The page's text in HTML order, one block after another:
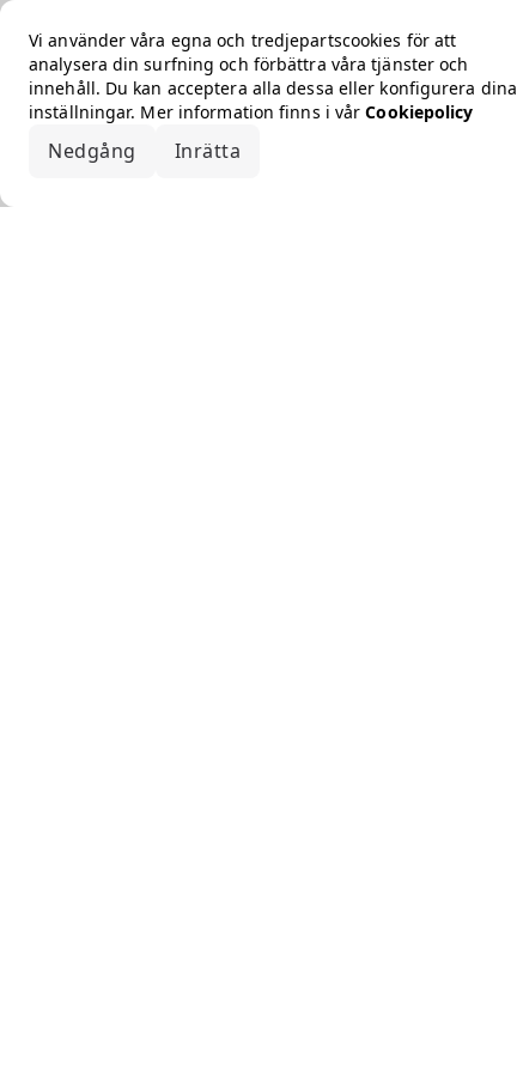
Vi använder våra egna och tredjepartscookies för att
analysera din surfning och förbättra våra tjänster och
innehåll. Du kan acceptera alla dessa eller konfigurera dina
inställningar. Mer information finns i vårCookiepolicy
Nedgång Inrätta